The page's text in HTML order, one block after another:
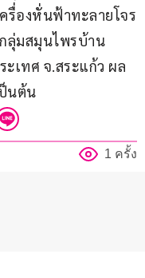
รื่องหั่นฟ้าทะลายโจร
ลุ่มสมุนไพรบ้าน
เทศ จ.สระแก้ว ผล
นต้น
1 ครั้ง